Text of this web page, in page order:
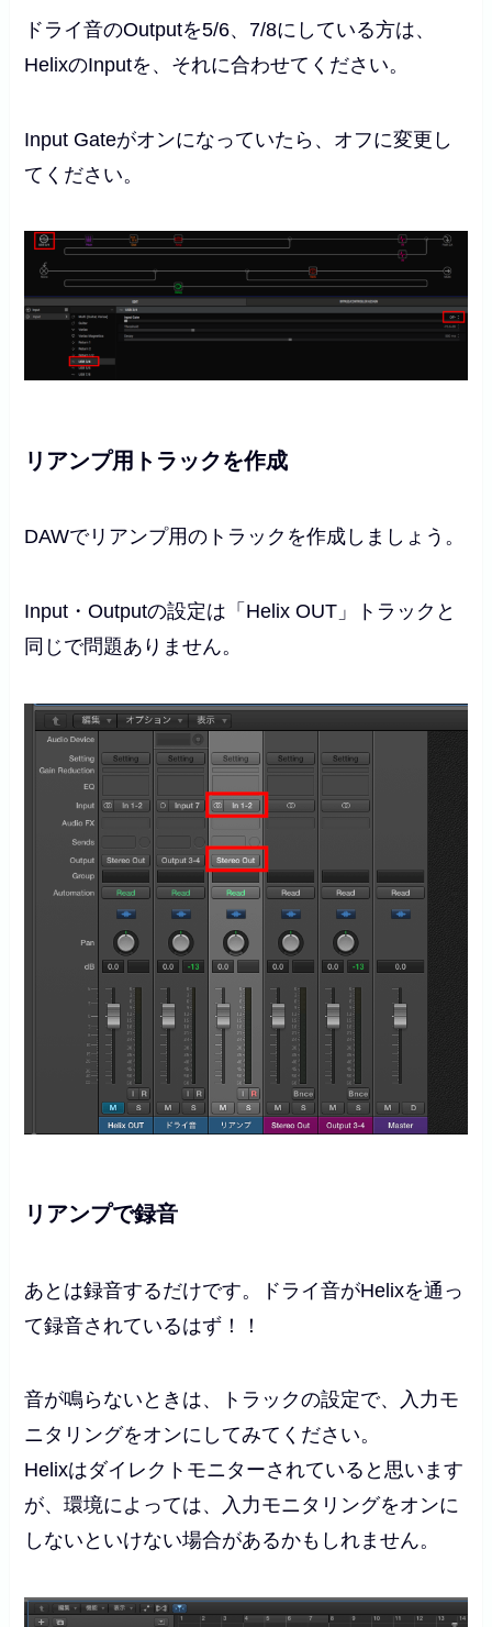
ドライ音のOutputを5/6、7/8にしている方は、
HelixのInputを、それに合わせてください。
Input Gateがオンになっていたら、オフに変更し
てください。
リアンプ用トラックを作成
DAWでリアンプ用のトラックを作成しましょう。
Input・Outputの設定は「Helix OUT」トラックと
同じで問題ありません。
リアンプで録音
あとは録音するだけです。ドライ音がHelixを通っ
て録音されているはず！！
音が鳴らないときは、トラックの設定で、入力モ
ニタリングをオンにしてみてください。
Helixはダイレクトモニターされていると思います
が、環境によっては、入力モニタリングをオンに
しないといけない場合があるかもしれません。